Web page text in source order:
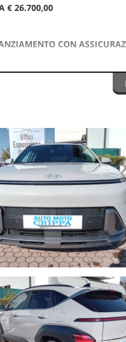
€ 26.700,00
CON
se con foto
dal nostro team di
come stabilito per legge.